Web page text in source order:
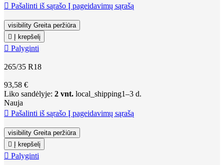
 Pašalinti iš sąrašo Į pageidavimų sąrašą
visibility Greita peržiūra

Į krepšelį
 Palyginti
265/35 R18
93,58 €
Liko sandėlyje: 2 vnt. local_shipping1–3 d.
Nauja
 Pašalinti iš sąrašo Į pageidavimų sąrašą
visibility Greita peržiūra

Į krepšelį
 Palyginti